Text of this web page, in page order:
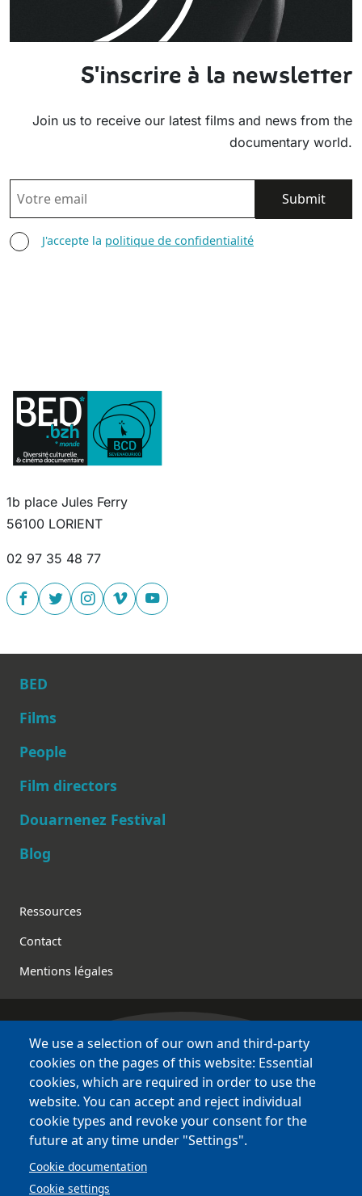
S'inscrire à la newsletter
Join us to receive our latest films and news from the
documentary world.
EMAIL
AGREE TERMS
J'accepte la politique de confidentialité
1b place Jules Ferry
56100 LORIENT
02 97 35 48 77
Main navigation
BED
Films
People
Film directors
Douarnenez Festival
Blog
Footer
Ressources
Contact
Mentions légales
Bretagne Culture Diversité
various websites !
Sites
BCD
Bazhvalan
Bécédia
BED
We use a selection of our own and third-party
cookies on the pages of this website: Essential
cookies, which are required in order to use the
website. You can accept and reject individual
cookie types and revoke your consent for the
future at any time under "Settings".
Cookie documentation
Cookie settings